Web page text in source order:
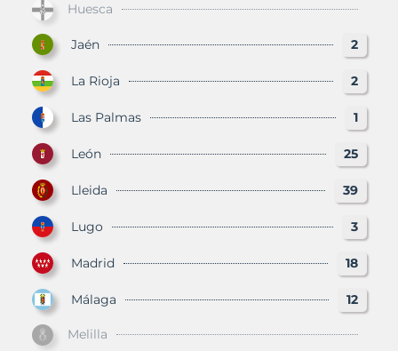
Huesca
Jaén 2
La Rioja 2
Las Palmas 1
León 25
Lleida 39
Lugo 3
Madrid 18
Málaga 12
Melilla